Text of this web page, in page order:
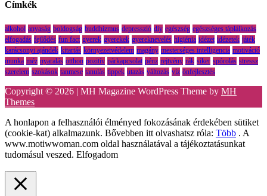
Címkék
alkohol anyaság boldogság buddhizmus depresszió diy egészség egészséges táplálkozás
elfogadás fejlődés fun fact gyerek gyerekek gyereknevelés higiénia idézet idézetek játék
karácsonyi ajándék kitartás környezetvédelem magány mesterséges intelligencia motiváció
munka méz nyaralás otthon pozitív párkapcsolat pénz rejtvény rák siker spórolás stressz
szerelem szokások tanmese tanulás tippek utazás változás víz önfejlesztés
Copyright © 2026 | MH Magazine WordPress Theme by MH
Themes
A honlapon a felhasználói élményed fokozásának érdekében sütiket
(cookie-kat) alkalmazunk. Bővebben itt olvashatsz róla: Több . A
www.motiwwoman.com oldal használatával a tájékoztatásunkat
tudomásul veszed. Elfogadom